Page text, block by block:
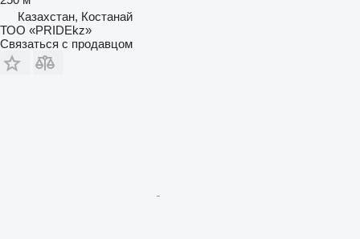
Казахстан, Костанай
ТОО «PRIDEkz»
Связаться с продавцом